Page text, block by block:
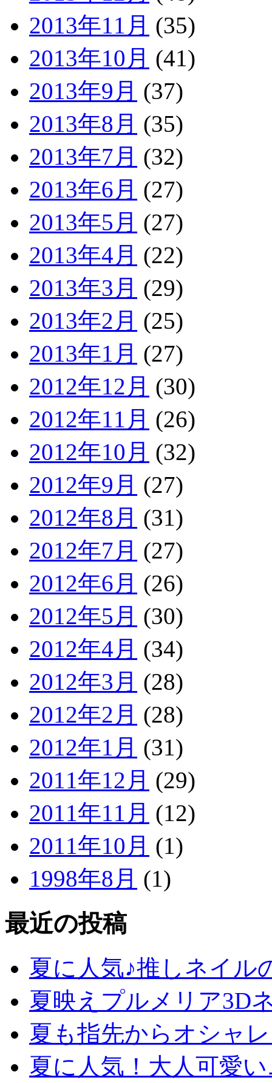
2013年11月 (35)
2013年10月 (41)
2013年9月 (37)
2013年8月 (35)
2013年7月 (32)
2013年6月 (27)
2013年5月 (27)
2013年4月 (22)
2013年3月 (29)
2013年2月 (25)
2013年1月 (27)
2012年12月 (30)
2012年11月 (26)
2012年10月 (32)
2012年9月 (27)
2012年8月 (31)
2012年7月 (27)
2012年6月 (26)
2012年5月 (30)
2012年4月 (34)
2012年3月 (28)
2012年2月 (28)
2012年1月 (31)
2011年12月 (29)
2011年11月 (12)
2011年10月 (1)
1998年8月 (1)
最近の投稿
夏に人気♪推しネイル
夏映えプルメリア3D
夏も指先からオシャ
夏に人気！大人可愛